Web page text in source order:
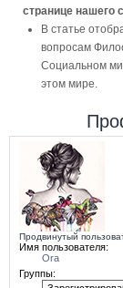
странице нашего
В статье
вопросам
Социальном
этом мире.
Продвинутый
Имя пользователя:
Ora
Группы: